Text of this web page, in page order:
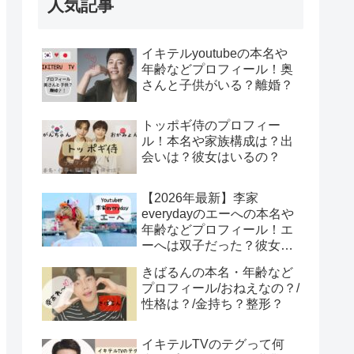
人気記事
イキテルyoutubeの本名や
年齢などプロフィール！奥
さんと子供がいる？離婚？
トッポギ侍のプロフィー
ル！本名や家族構成は？出
会いは？彼女はいるの？
【2026年最新】李家
everydayのエーへの本名や
年齢などプロフィール！エ
ーへは双子だった？彼女は
きばるんの本名・年齢など
プロフィール/おねえなの？/
性格は？/金持ち？整形？
イキテルTVのテグって何